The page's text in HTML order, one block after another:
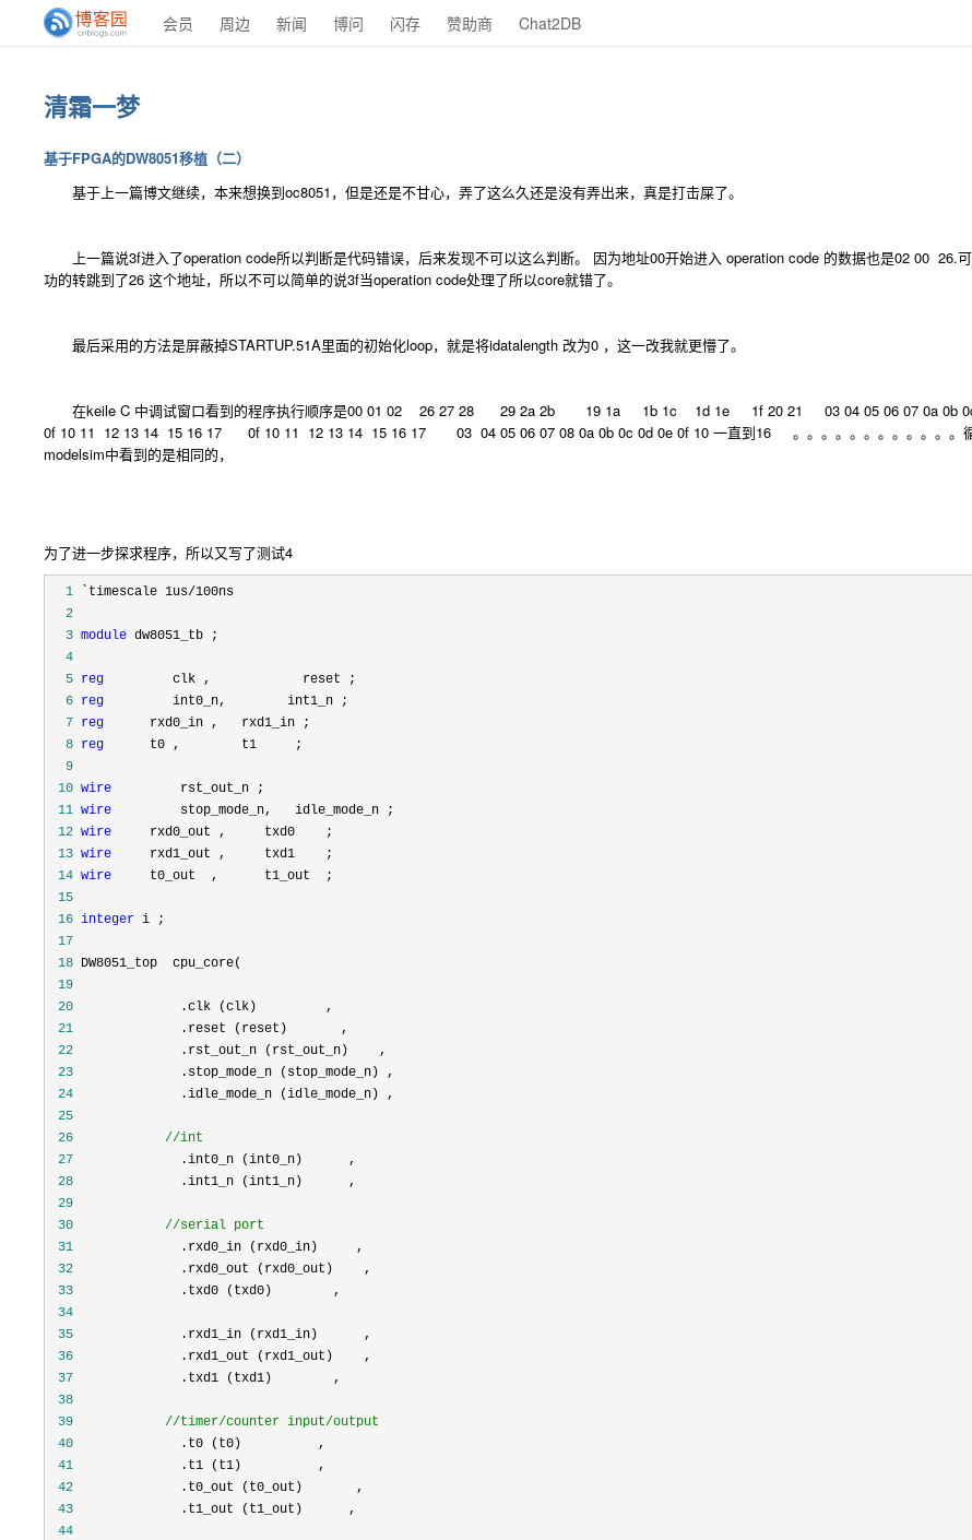
会员 周边 新闻 博问 闪存 赞助商 Chat2DB
清霜一梦
基于FPGA的DW8051移植（二）
基于上一篇博文继续，本来想换到oc8051，但是还是不甘心，弄了这么久还是没有弄出来，真是打击屎了。
上一篇说3f进入了operation code所以判断是代码错误，后来发现不可以这么判断。 因为地址00开始进入 operation code 的数据也是02 00 26.
功的转跳到了26 这个地址，所以不可以简单的说3f当operation code处理了所以core就错了。
最后采用的方法是屏蔽掉STARTUP.51A里面的初始化loop，就是将idatalength 改为0 ，这一改我就更懵了。
在keile C 中调试窗口看到的程序执行顺序是00 01 02 26 27 28 29 2a 2b 19 1a 1b 1c 1d 1e 1f 20 21 03 04 05 06 07 0a 0b
0f 10 11 12 13 14 15 16 17 0f 10 11 12 13 14 15 16 17 03 04 05 06 07 08 0a 0b 0c 0d 0e 0f 10 一直到16 。。。。。。。。。。。。
modelsim中看到的是相同的，
为了进一步探求程序，所以又写了测试4
  1
`timescale 1us/
  2
  3
module
  4
  5
reg
  6
reg
  7
reg
  8
reg
  9
10 wire
11 wire
12 wire
13 wire
14 wire
15
16 integer
17
18
19
20
21
22
23
24
25
26
//int
27
28
29
30
//serial port
31
32
33
34
35
36
37
38
39
//timer/counter input/output
40
41
42
43
44